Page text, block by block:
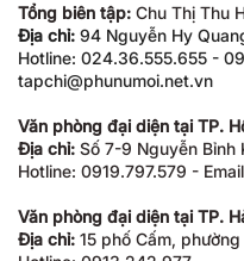
Tổng biên tập: Chu Thị Thu
Địa chỉ: 94 Nguyễn Hy
Hotline: 024.36.555.655 -
tapchi@phunumoi.net.vn
Văn phòng đại diện tại TP.
Địa chỉ: Số 7-9 Nguyễn Bỉnh
Hotline: 0919.797.579 -
Văn phòng đại diện tại TP.
Địa chỉ: 15 phố Cấm,